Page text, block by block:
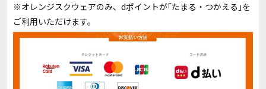
※オレンジスクウェアのみ、dポイントが｢たまる・つかえる｣を
ご利用いただけます。